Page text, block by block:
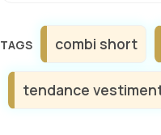
Étiquettes
combi short
tendance